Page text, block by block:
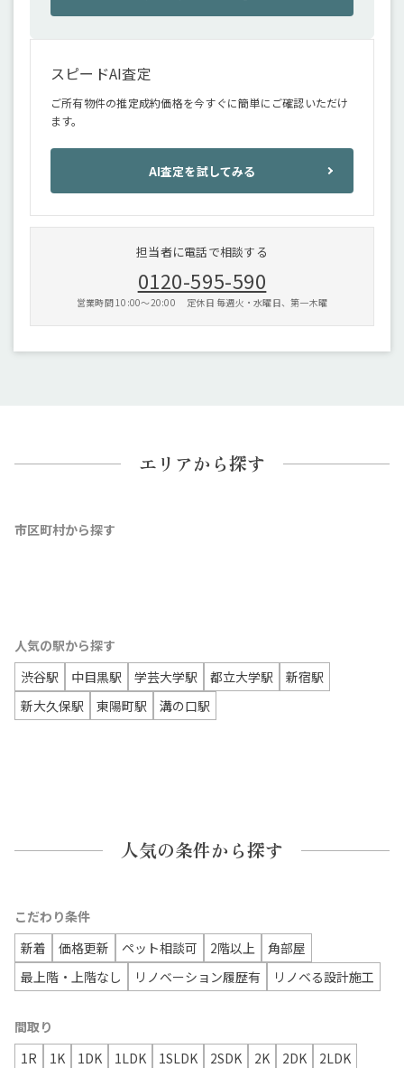
スピードAI査定
ご所有物件の推定成約価格を今すぐに簡単にご確認いただけ
ます。
AI査定を試してみる
担当者に電話で相談する
0120-595-590
営業時間 10:00〜20:00 定休日 毎週火・水曜日、第一木曜
エリアから探す
市区町村から探す
人気の駅から探す
渋谷駅
中目黒駅 学芸大学駅 都立大学駅
新宿駅
新大久保駅
東陽町駅 溝の口駅
人気の条件から探す
こだわり条件
新着
価格更新 ペット相談可 2階以上
角部屋
最上階・上階なし
リノベーション履歴有 リノベる設計施工
間取り
1R
1K 1DK 1LDK 1SLDK 2SDK 2K 2DK
2LDK